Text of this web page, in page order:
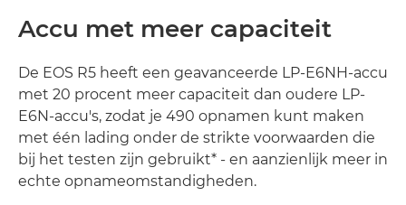
Accu met meer capaciteit
De EOS R5 heeft een geavanceerde LP-E6NH-accu
met 20 procent meer capaciteit dan oudere LP-
E6N-accu's, zodat je 490 opnamen kunt maken
met één lading onder de strikte voorwaarden die
bij het testen zijn gebruikt* - en aanzienlijk meer in
echte opnameomstandigheden.